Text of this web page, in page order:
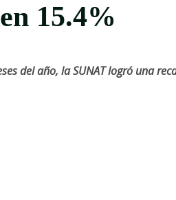
15.4%
del año, la SUNAT logró una